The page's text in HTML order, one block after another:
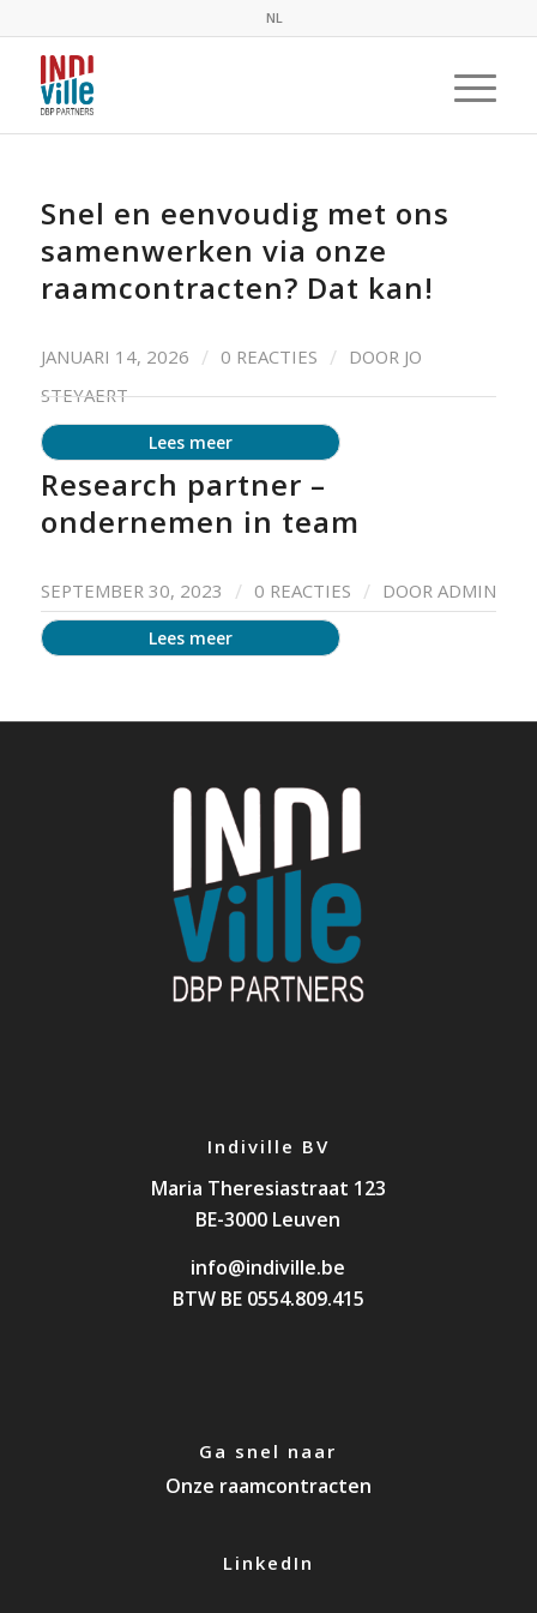
NL
Snel en eenvoudig met ons
samenwerken via onze
raamcontracten? Dat kan!
JANUARI 14, 2026 / 0 REACTIES / DOOR JO
STEYAERT
Lees meer
Research partner –
ondernemen in team
SEPTEMBER 30, 2023 / 0 REACTIES / DOOR ADMIN
Lees meer
Indiville BV
Maria Theresiastraat 123
BE-3000 Leuven
info@indiville.be
BTW BE 0554.809.415
Ga snel naar
Onze raamcontracten
LinkedIn